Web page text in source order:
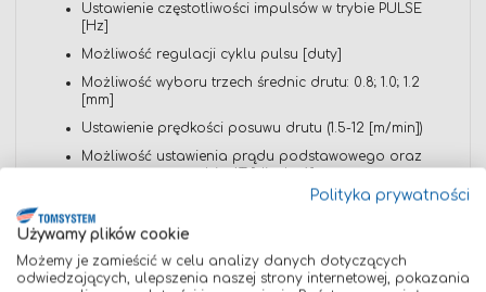
Ustawienie częstotliwości impulsów w trybie PULSE
[Hz]
Możliwość regulacji cyklu pulsu [duty]
Możliwość wyboru trzech średnic drutu: 0.8; 1.0; 1.2
[mm]
Ustawienie prędkości posuwu drutu (1.5-12 [m/min])
Możliwość ustawienia prądu podstawowego oraz
Spawanie LIFT- TIG:
Możliwość regulacji prądu spawania [A]
Funkcja TIG- LIFT wyposażona w moduł SOFT START,
Polityka prywatności
Używamy plików cookie
Możemy je zamieścić w celu analizy danych dotyczących
odwiedzających, ulepszenia naszej strony internetowej, pokazania